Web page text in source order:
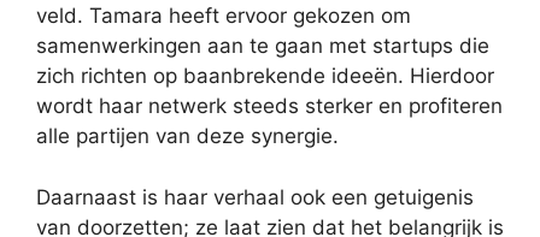
veld. Tamara heeft ervoor gekozen om
samenwerkingen aan te gaan met startups die
zich richten op baanbrekende ideeën. Hierdoor
wordt haar netwerk steeds sterker en profiteren
alle partijen van deze synergie.
Daarnaast is haar verhaal ook een getuigenis
van doorzetten; ze laat zien dat het belangrijk is